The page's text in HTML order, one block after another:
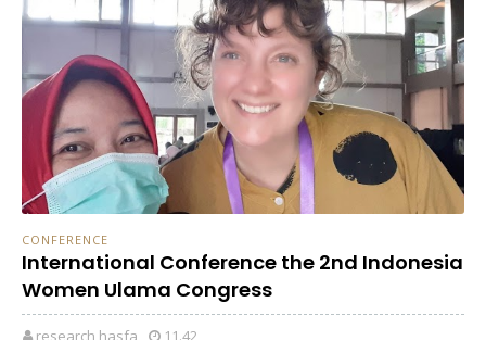
CONFERENCE
International Conference the 2nd Indonesia
Women Ulama Congress
research hasfa 11.42